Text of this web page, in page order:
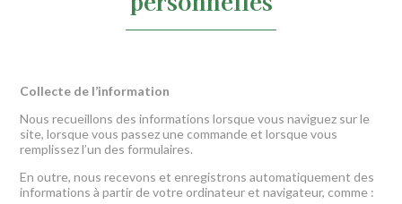
Collecte de l’information
Nous recueillons des informations lorsque vous naviguez sur le
site, lorsque vous passez une commande et lorsque vous
remplissez l’un des formulaires.
En outre, nous recevons et enregistrons automatiquement des
informations à partir de votre ordinateur et navigateur, comme :